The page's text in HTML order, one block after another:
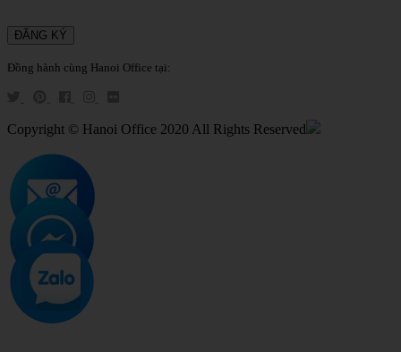
Đồng hành cùng Hanoi Office tại:
Copyright © Hanoi Office 2020 All Rights Reserved